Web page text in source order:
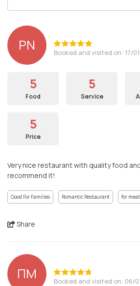
PN Booked and visited on: 17/
5
Food
5
Service
5
Price
Very nice restaurant with quality food
recommend it!
Good For Families Romantic Restaurant for
Share
ΠΜ Booked and visited on: 06/